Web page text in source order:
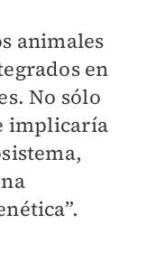
animales
en
No sólo
implicaría